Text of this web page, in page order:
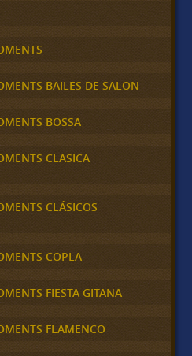
BAILES DE SALON
BOSSA
CLASICA
CLÁSICOS
COPLA
FIESTA GITANA
FLAMENCO